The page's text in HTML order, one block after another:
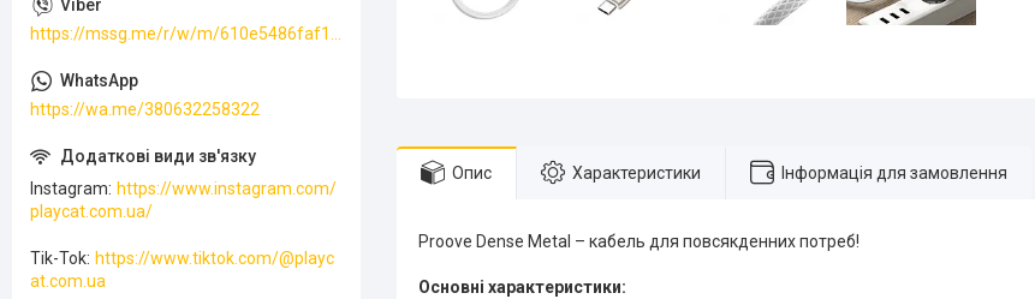
Опис Характеристики Інформація для замовлення
Proove Dense Metal – кабель для повсякденних потреб!
Основні характеристики:
https://mssg.me/r/w/m/610e5486faf13f001ffc23dc
https://wa.me/380632258322
Instagram
https://www.instagram.com/
playcat.com.ua/
Tik-Tok https://www.tiktok.com/@playc
at.com.ua